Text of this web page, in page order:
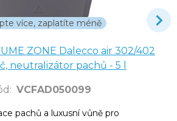
více, zaplatíte méně
ZONE Dalecco air 302/402
- osvěžovač, neutralizátor pachů - 5 l
: VCFAD050099
pachů a luxusní vůně pro